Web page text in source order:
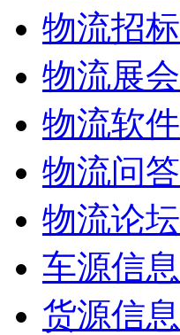
物流招标
物流展会
物流软件
物流问答
物流论坛
车源信息
货源信息